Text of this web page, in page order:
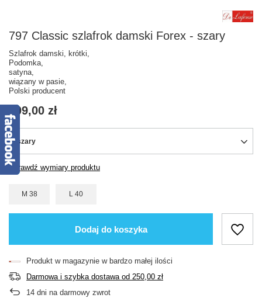
797 Classic szlafrok damski Forex - szary
Szlafrok damski, krótki,
Podomka,
satyna,
wiązany w pasie,
Polski producent
109,00 zł
szary
Sprawdź wymiary produktu
M 38 L 40
Dodaj do koszyka
Produkt w magazynie w bardzo małej ilości
Darmowa i szybka dostawaod 250,00 zł
14 dni na darmowy zwrot